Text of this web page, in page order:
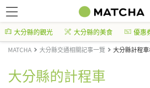
大分縣的觀光 大分縣的美食 優惠
MATCHA 大分縣交通相關記事一覽 大分縣計程
大分縣的計程車